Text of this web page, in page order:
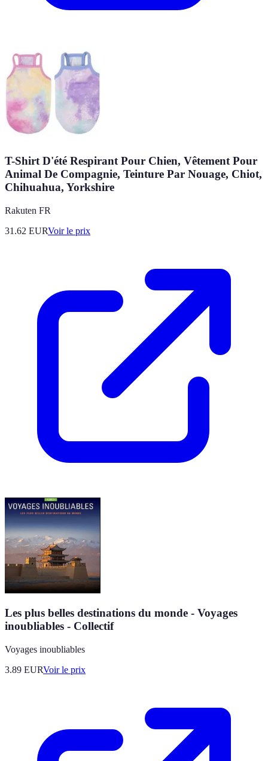
T-Shirt D'été Respirant Pour Chien, Vêtement Pour
Animal De Compagnie, Teinture Par Nouage, Chiot,
Chihuahua, Yorkshire
Rakuten FR
31.62 EURVoir le prix
Les plus belles destinations du monde - Voyages
inoubliables - Collectif
Voyages inoubliables
3.89 EURVoir le prix